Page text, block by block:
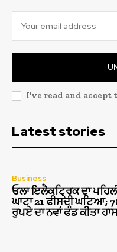
I've read and accept
Latest stories
Business
ਓਲਾ ਇਲੈਕਟ੍ਰਿਕ ਦਾ
ਘਾਟਾ 21 ਫੀਸਦੀ ਘਟਿਆ;
ਰੁਪਏ ਦਾ ਨਵਾਂ ਫੰਡ ਕੀਤਾ